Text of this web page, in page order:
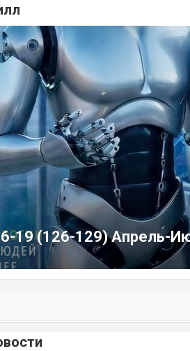
19 (126-129) Апрель-